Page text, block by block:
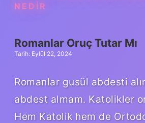
NEDIR
Romanlar Oruç Tutar Mı
Tarih: Eylül 22, 2024
Romanlar gusül abdesti
abdest almam. Katolikler
Hem Katolik hem de